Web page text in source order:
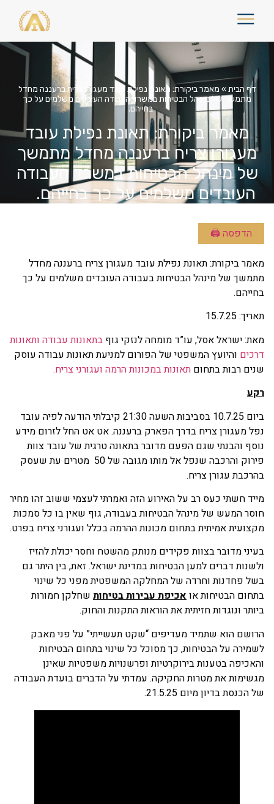
דף הבית» מאמר ביקורת: תאונת נפילת עובד מעגורן צריח ברעננה מחדל
מתמשך של מינהל הבטיחות במשרד העבודה העובדים משלמים על כך
בחייהם.
מאמר ביקורת: תאונת נפילת עובד
מעגורן צריח ברעננה מחדל מתמשך
של מינהל הבטיחות במשרד העבודה
העובדים משלמים על כך בחייהם.
הדפסה 🖨
מאמר ביקורת: תאונת נפילת עובד מעגורן צריח ברעננה מחדל
מתמשך של מינהל הבטיחות בעבודה העובדים משלמים על כך
בחייהם.
תאריך: 15.7.25
מאת: ישראל אסל, עו”ד מומחה לנזקי גוף בתאונות עבודה ותאונות
דרכים והיועץ המשפטי של הפורום למניעת תאונות עבודה עוסק
שנים רבות בתחום תאונות במכונות הרמה ועגורני צריח.
רקע
ביום 10.7.25 בסביבות השעה 21:30 קיבלתי הודעה לפיה עובד
נפל מעגורן צריח בדרך הפארק ברעננה. אט אט החל לזרום מידע
נוסף והבנתי שגם הפעם מדובר בתאונה טרגית של עובד צוות
פירוק והרכבה שנפל אל מותו מגובה של 50 מטרים עת שעסק
בהרכבת עגורן צריח.
מייד חשתי כעס רב על האירוע הזה ואמרתי לעצמי ששוב זהו מחיר
חוסר המעש של מינהל הבטיחות בעבודה, גוף שאין בו כל סמכות
מקצועית אמיתית בתחום מכונות ההרמה בכלל ועגורני צריח בפרט.
בעיני מדובר בצוות פקידים מנותק מהשטח וחסר יכולת להזיז
ולשנות דברים למען הבטיחות במדינת ישראל. זאת, בין היתר גם
בשל פחדנות וחרדה של המחלקה המשפטית מפני כל שינוי
בתחום הבטיחות אואכיפת עבירות בטיחות שחלקן חמורות
ביותר ונוגדות חזיתית את הוראות התקנות והחוק.
הרושם הוא שתמיד מעדיפים “שקט תעשייתי” על פני מאבק
לשמירה על הבטיחות, כך מסוכל כל שינוי בתחום הבטיחות
והאכיפה בטענות בירוקרטיות ופרשנויות משפטיות שאינן
מגשימות את מטרות החקיקה. עמדתי על הדברים בועדת העבודה
של הכנסת בדיון מיום 21.5.25.